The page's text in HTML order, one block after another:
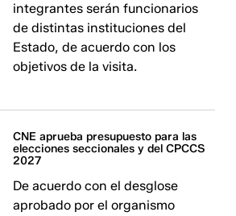
integrantes serán funcionarios
de distintas instituciones del
Estado, de acuerdo con los
objetivos de la visita.
CNE aprueba presupuesto para las
elecciones seccionales y del CPCCS
2027
De acuerdo con el desglose
aprobado por el organismo